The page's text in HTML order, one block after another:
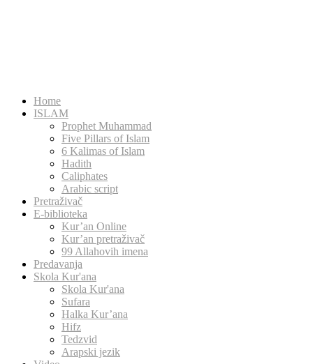
Home
ISLAM
Prophet Muhammad
Five Pillars of Islam
6 Kalimas of Islam
Hadith
Caliphates
Arabic script
Pretraživač
E-biblioteka
Kur’an Online
Kur’an pretraživač
99 Allahovih imena
Predavanja
Skola Kur'ana
Skola Kur'ana
Sufara
Halka Kur’ana
Hifz
Tedzvid
Arapski jezik